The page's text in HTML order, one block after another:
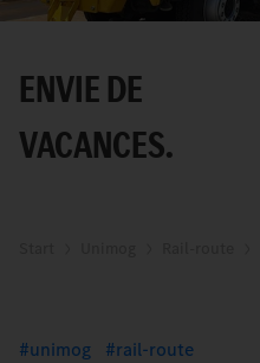
Français
ENVIE DE
VACANCES.
unimog rail-route